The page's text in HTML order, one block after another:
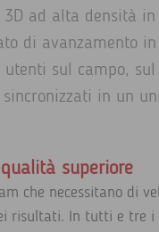
ad alta densità
di avanzamento
sul campo,
in un
superiore
che necessitano di
risultati. In tutti e tre i